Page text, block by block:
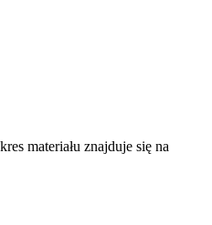
materiału znajduje się na